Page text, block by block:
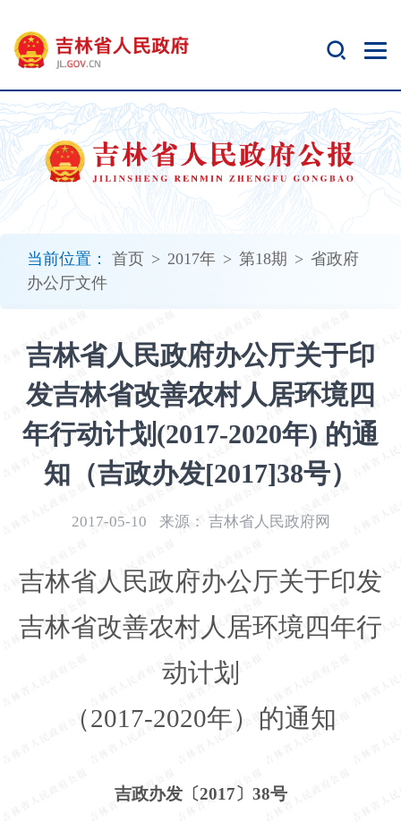
当前位置： 首页 > 2017年 > 第18期 > 省政府
办公厅文件
吉林省人民政府办公厅关于印
发吉林省改善农村人居环境四
年行动计划(2017-2020年) 的通
知（吉政办发[2017]38号）
2017-05-10 来源： 吉林省人民政府网
吉林省人民政府办公厅关于印发
吉林省改善农村人居环境四年行
动计划
（2017-2020年）的通知
吉政办发〔2017〕38号
开
无
障
碍
说
明
加